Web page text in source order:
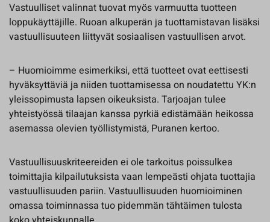
Vastuulliset valinnat tuovat myös varmuutta tuotteen
loppukäyttäjille. Ruoan alkuperän ja tuottamistavan lisäksi
vastuullisuuteen liittyvät sosiaalisen vastuullisen arvot.
– Huomioimme esimerkiksi, että tuotteet ovat eettisesti
hyväksyttäviä ja niiden tuottamisessa on noudatettu YK:n
yleissopimusta lapsen oikeuksista. Tarjoajan tulee
yhteistyössä tilaajan kanssa pyrkiä edistämään heikossa
asemassa olevien työllistymistä, Puranen kertoo.
Vastuullisuuskriteereiden ei ole tarkoitus poissulkea
toimittajia kilpailutuksista vaan lempeästi ohjata tuottajia
vastuullisuuden pariin. Vastuullisuuden huomioiminen
omassa toiminnassa tuo pidemmän tähtäimen tulosta